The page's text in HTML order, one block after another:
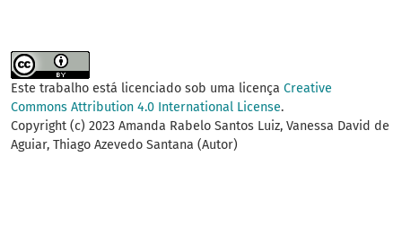
Este trabalho está licenciado sob uma licença Creative
Commons Attribution 4.0 International License.
Copyright (c) 2023 Amanda Rabelo Santos Luiz, Vanessa David de
Aguiar, Thiago Azevedo Santana (Autor)